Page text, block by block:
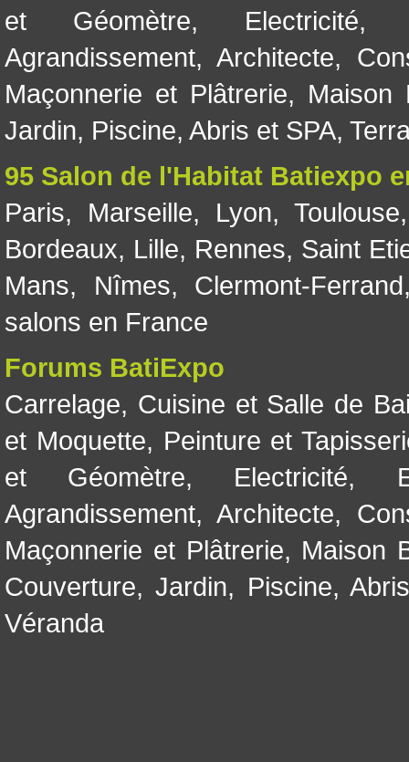
et Géomètre, Electricité
Agrandissement, Architecte,
Maçonnerie et Plâtrerie, Maison
Jardin, Piscine, Abris et SPA,
95 Salon de l'Habitat Batiexpo
Paris, Marseille, Lyon, Toulouse
Bordeaux, Lille, Rennes, Saint
Mans, Nîmes, Clermont-Ferrand
salons en France
Forums BatiExpo
Carrelage, Cuisine et Salle de
et Moquette, Peinture et
et Géomètre, Electricité,
Agrandissement, Architecte,
Maçonnerie et Plâtrerie, Maison
Couverture,Jardin, Piscine,
Véranda